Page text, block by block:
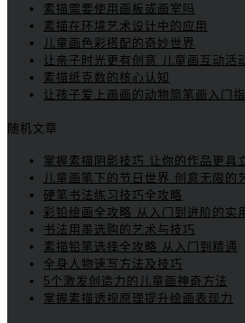
素描需要使用画板或画室吗
素描在环境艺术设计中的应用
儿童画色彩搭配的奇妙世界
让亲子时光更有创意 儿童画互动活
素描纸克数的核心认知
让孩子爱上画画的动物简笔画入门
随机文章
掌握素描阴影技巧 让你的作品更具
儿童画笔下的节日世界 创意无限的
硬笔书法练习技巧全攻略
彩铅绘画全攻略 从入门到进阶的实
书法用墨选购的艺术与技巧
素描铅笔选择全攻略 从入门到精通
全身人物速写方法及技巧
5个激发创造力的儿童画神奇方法
掌握素描透视原理提升绘画表现力